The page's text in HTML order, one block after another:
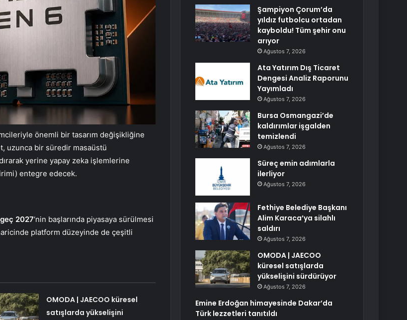
önemli bir tasarım değişikliğine
uzunca bir süredir masaüstü
yerine yapay zeka işlemlerine
entegre edecek.
2027‘nin başlarında piyasaya sürülmesi
platform düzeyinde de çeşitli
OMODA | JAECOO küresel
satışlarda yükselişini
Şampiyon Çorum’da
yıldız futbolcu ortadan
kayboldu! Tüm şehir onu
arıyor
Ağustos 7, 2026
Ata Yatırım Dış Ticaret
Dengesi Analiz Raporunu
Yayımladı
Ağustos 7, 2026
Bursa Osmangazi’de
kaldırımlar işgalden
temizlendi
Ağustos 7, 2026
Süreç emin adımlarla
ilerliyor
Ağustos 7, 2026
Fethiye Belediye Başkanı
Alim Karaca’ya silahlı
saldırı
Ağustos 7, 2026
OMODA | JAECOO
küresel satışlarda
yükselişini sürdürüyor
Ağustos 7, 2026
Emine Erdoğan himayesinde Dakar’da
Türk lezzetleri tanıtıldı